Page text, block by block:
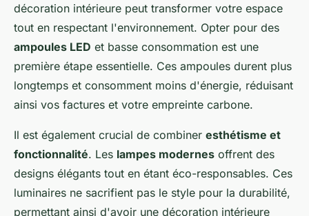
décoration intérieure peut transformer votre espace
tout en respectant l'environnement. Opter pour des
ampoules LED et basse consommation est une
première étape essentielle. Ces ampoules durent plus
longtemps et consomment moins d'énergie, réduisant
ainsi vos factures et votre empreinte carbone.
Il est également crucial de combiner esthétisme et
fonctionnalité. Les lampes modernes offrent des
designs élégants tout en étant éco-responsables. Ces
luminaires ne sacrifient pas le style pour la durabilité,
permettant ainsi d'avoir une décoration intérieure